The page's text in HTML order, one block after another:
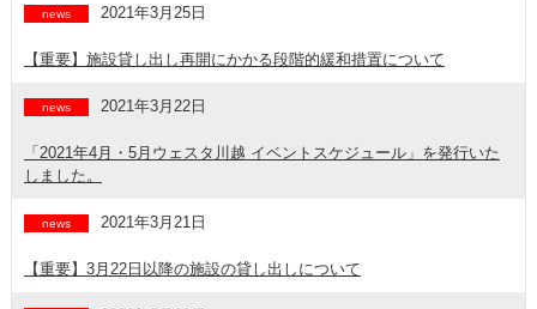
news 2021年3月25日
【重要】施設貸し出し再開にかかる段階的緩和措置について
news 2021年3月22日
「2021年4月・5月ウェスタ川越 イベントスケジュール」を発行いた
しました。
news 2021年3月21日
【重要】3月22日以降の施設の貸し出しについて